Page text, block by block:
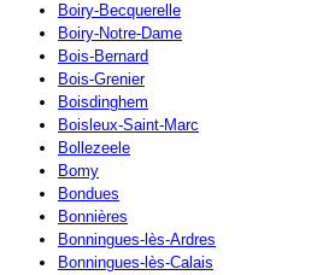
Boiry-Becquerelle
Boiry-Notre-Dame
Bois-Bernard
Bois-Grenier
Boisdinghem
Boisleux-Saint-Marc
Bollezeele
Bomy
Bondues
Bonnières
Bonningues-lès-Ardres
Bonningues-lès-Calais